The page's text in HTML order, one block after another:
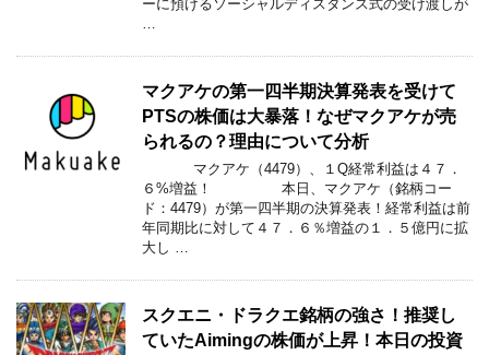
ーに預けるソーシャルディスタンス式の受け渡しが
…
マクアケの第一四半期決算発表を受けて
PTSの株価は大暴落！なぜマクアケが売
られるの？理由について分析
マクアケ（4479）、１Q経常利益は４７．
６%増益！ 本日、マクアケ（銘柄コー
ド：4479）が第一四半期の決算発表！経常利益は前
年同期比に対して４７．６％増益の１．５億円に拡
大し …
スクエニ・ドラクエ銘柄の強さ！推奨し
ていたAimingの株価が上昇！本日の投資